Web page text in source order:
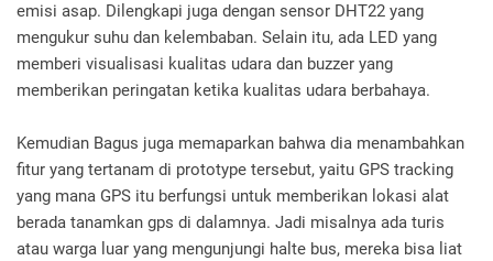
emisi asap. Dilengkapi juga dengan sensor DHT22 yang
mengukur suhu dan kelembaban. Selain itu, ada LED yang
memberi visualisasi kualitas udara dan buzzer yang
memberikan peringatan ketika kualitas udara berbahaya.
Kemudian Bagus juga memaparkan bahwa dia menambahkan
fitur yang tertanam di prototype tersebut, yaitu GPS tracking
yang mana GPS itu berfungsi untuk memberikan lokasi alat
berada tanamkan gps di dalamnya. Jadi misalnya ada turis
atau warga luar yang mengunjungi halte bus, mereka bisa liat